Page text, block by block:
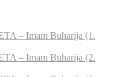
– Imam Buharija (1.
– Imam Buharija (2.